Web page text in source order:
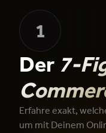
Der 7-
Erfahre exakt,
um mit Deinem
1